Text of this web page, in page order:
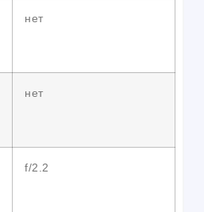
нет
нет
f/2.2